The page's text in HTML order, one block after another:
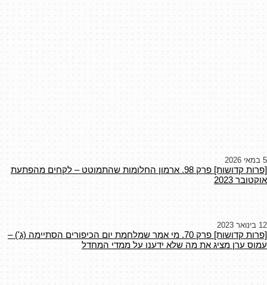
5 במאי 2026
[פרות קדושות] פרק 98. ארמון החלומות שהתמוטט – לקחים מהפתעת
אוקטובר 2023
12 בינואר 2023
[פרות קדושות] פרק 70. מי אמר שמלחמת יום הכיפורים הסתיימה (ג') –
עמוס ערן מציג את מה שלא ידענו על ממדי המחדל